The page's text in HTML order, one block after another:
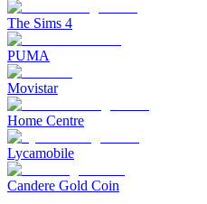
The Sims 4
PUMA
Movistar
Home Centre
Lycamobile
Candere Gold Coin